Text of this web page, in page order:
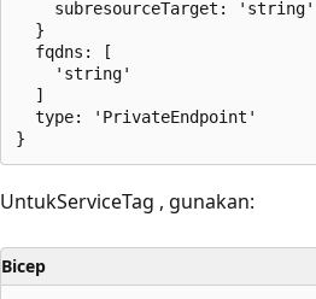
    subresourceTarget: 'string'
  }
  fqdns: [
    'string'
  ]
  type: 'PrivateEndpoint'
UntukServiceTag , gunakan:
Bicep